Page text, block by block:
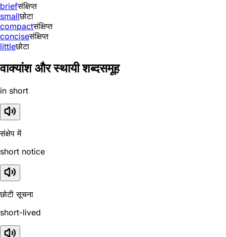
briefसंक्षिप्त
smallछोटा
compactसंक्षिप्त
conciseसंक्षिप्त
littleछोटा
वाक्यांश और स्थायी शब्दसमूह
in short
संक्षेप में
short notice
छोटी सूचना
short-lived